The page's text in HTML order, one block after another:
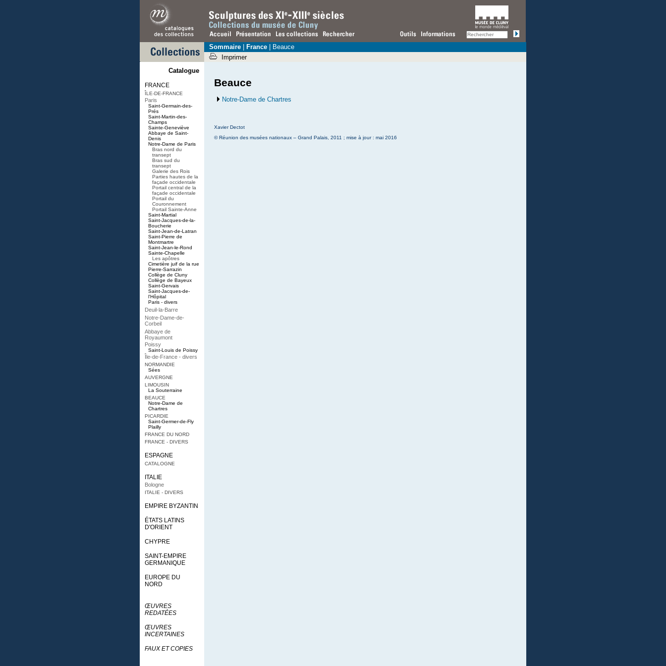
Sommaire France | Beauce
Imprimer
Catalogue
FRANCE
ÎLE-DE-FRANCE
Paris
Saint-Germain-des-
Prés
Saint-Martin-des-
Champs
Sainte-Geneviève
Abbaye de Saint-
Denis
Notre-Dame de Paris
Bras nord du
transept
Bras sud du
transept
Galerie des Rois
Parties hautes de la
façade occidentale
Portail central de la
façade occidentale
Portail du
Couronnement
Portail Sainte-Anne
Saint-Martial
Saint-Jacques-de-la-
Boucherie
Saint-Jean-de-Latran
Saint-Pierre de
Montmartre
Saint-Jean-le-Rond
Sainte-Chapelle
Les apôtres
Cimetière juif de la rue
Pierre-Sarrazin
Collège de Cluny
Collège de Bayeux
Saint-Gervais
Saint-Jacques-de-
l'Hôpital
Paris - divers
Deuil-la-Barre
Notre-Dame-de-
Corbeil
Abbaye de
Royaumont
Poissy
Saint-Louis de Poissy
Île-de-France - divers
NORMANDIE
Sées
AUVERGNE
LIMOUSIN
La Souterraine
BEAUCE
Notre-Dame de
Chartres
PICARDIE
Saint-Germer-de-Fly
Plailly
FRANCE DU NORD
FRANCE - DIVERS
ESPAGNE
CATALOGNE
ITALIE
Bologne
ITALIE - DIVERS
EMPIRE BYZANTIN
ÉTATS LATINS
D'ORIENT
CHYPRE
SAINT-EMPIRE
GERMANIQUE
EUROPE DU
NORD
ŒUVRES
REDATÉES
ŒUVRES
INCERTAINES
FAUX ET COPIES
Beauce
Notre-Dame de Chartres
Xavier Dectot
© Réunion des musées nationaux – Grand Palais, 2011 ; mise à jour : mai 2016